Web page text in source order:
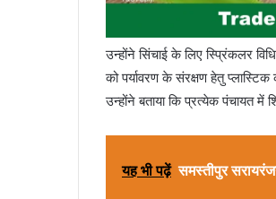
उन्होंने सिंचाई के लिए स्प्रिंकलर
को पर्यावरण के संरक्षण हेतु
उन्होंने बताया कि प्रत्येक पंचायत में
यह भी पढ़ें समस्तीपुर